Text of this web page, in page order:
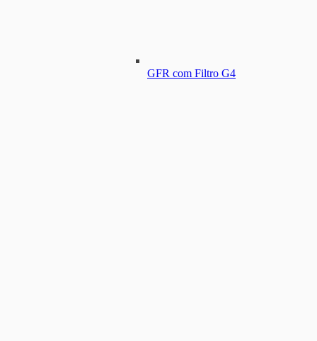
GFR com Filtro G4